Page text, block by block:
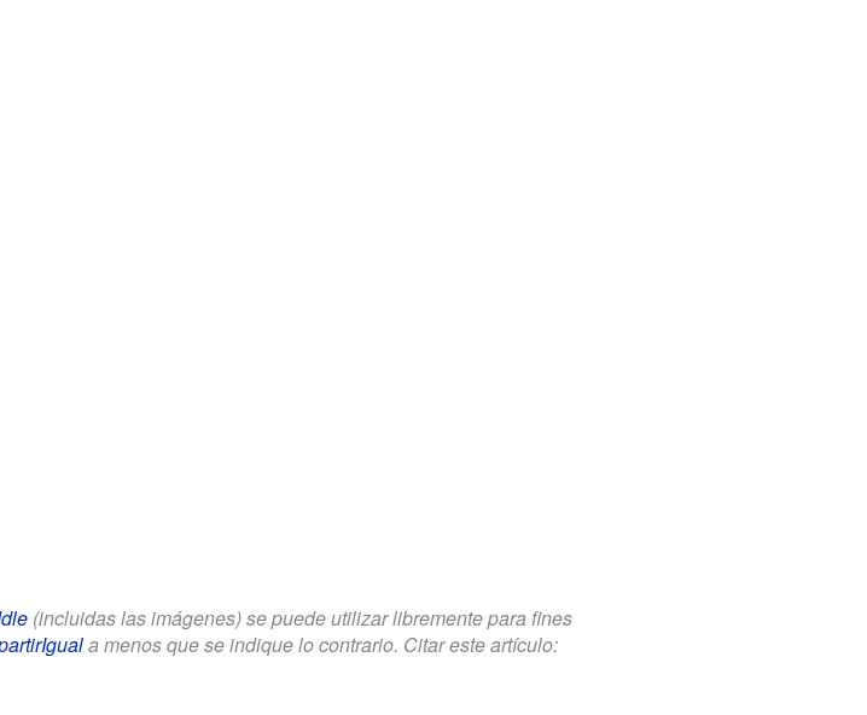
(incluidas las imágenes) se puede utilizar libremente para fines
a menos que se indique lo contrario. Citar este artículo: